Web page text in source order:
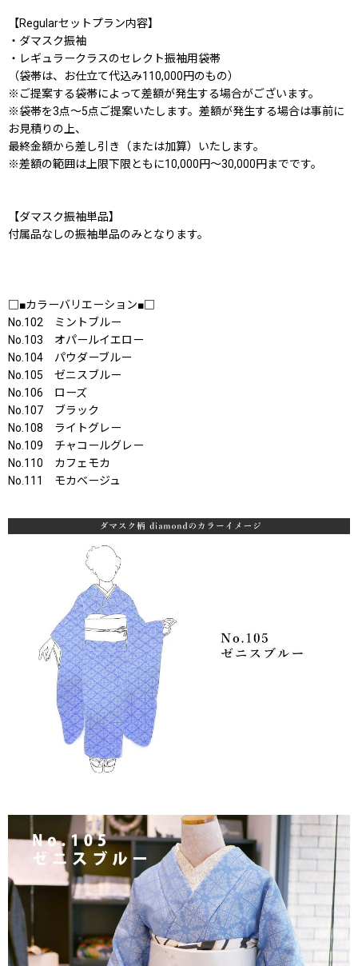
【Regularセットプラン内容】
・ダマスク振袖
・レギュラークラスのセレクト振袖用袋帯
（袋帯は、お仕立て代込み110,000円のもの）
※ご提案する袋帯によって差額が発生する場合がございます。
※袋帯を3点〜5点ご提案いたします。差額が発生する場合は事前に
お見積りの上、
最終金額から差し引き（または加算）いたします。
※差額の範囲は上限下限ともに10,000円〜30,000円までです。
【ダマスク振袖単品】
付属品なしの振袖単品のみとなります。
□■カラーバリエーション■□
No.102 ミントブルー
No.103 オパールイエロー
No.104 パウダーブルー
No.105 ゼニスブルー
No.106 ローズ
No.107 ブラック
No.108 ライトグレー
No.109 チャコールグレー
No.110 カフェモカ
No.111 モカベージュ